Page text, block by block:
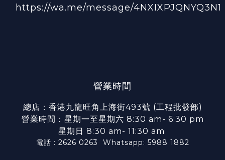
https://wa.me/message/4NXIXPJQNYQ3N1
營業時間
總店：香港九龍旺角上海街493號 (工程批發部)
營業時間：星期一至星期六 8:30 am- 6:30 pm
星期日 8:30 am- 11:30 am
電話 : 2626 0263 Whatsapp: 5988 1882